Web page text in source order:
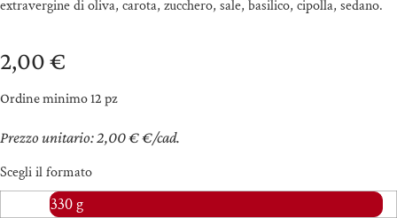
extravergine di oliva, carota, zucchero, sale, basilico, cipolla, sedano.
2,00€
Ordine minimo 12 pz
Prezzo unitario: 2,00 € €/cad.
Scegli il formato
330 g